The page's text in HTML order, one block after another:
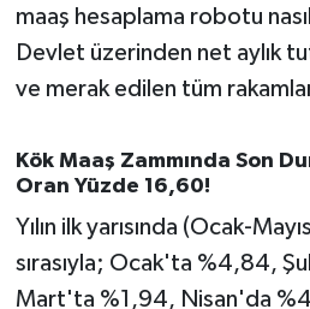
maaş hesaplama robotu
Devlet üzerinden net aylık
ve merak edilen tüm
Kök Maaş Zammında Son
Oran Yüzde 16,60!
Yılın ilk yarısında (Ocak-
sırasıyla; Ocak'ta %4,84,
Mart'ta %1,94, Nisan'da
Savaştepe
Sındırgı
SPOR